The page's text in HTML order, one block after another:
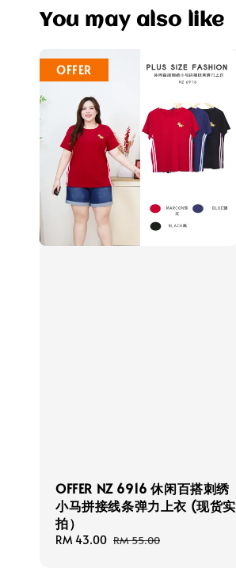
You may also like
OFFER
OFFER NZ 6916 休闲百搭刺绣
小马拼接线条弹力上衣 (现货实
拍）
Sale
RM 43.00 Regular
RM 55.00